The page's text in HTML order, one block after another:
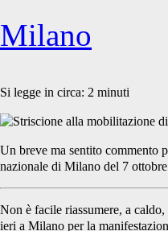
maiali</span>
Milano
Si legge in circa: 2 minuti
Un breve ma sentito commento
nazionale di Milano del 7
Non è facile riassumere, a
ieri a Milano per la